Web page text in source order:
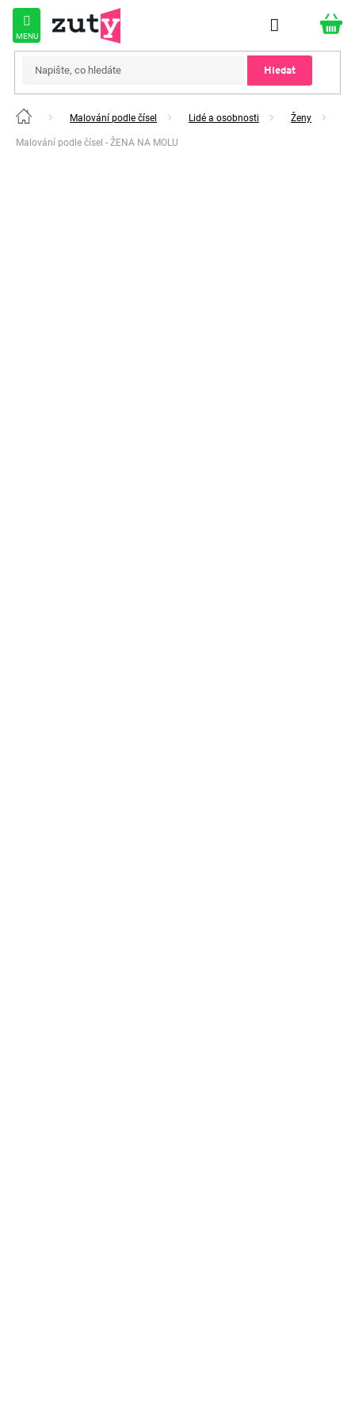
Přejít
obsah
Hledat
Domů Malování podle čísel Lidé a osobnosti Ženy
Malování podle čísel - ŽENA NA MOLU